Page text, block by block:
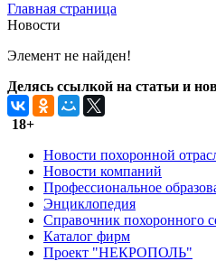
Главная страница
Новости
Элемент не найден!
Делясь ссылкой на статьи и
18+
Новости похоронной
Новости компаний
Профессиональное
Энциклопедия
Справочник похоронного
Каталог фирм
Проект "НЕКРОПОЛЬ"